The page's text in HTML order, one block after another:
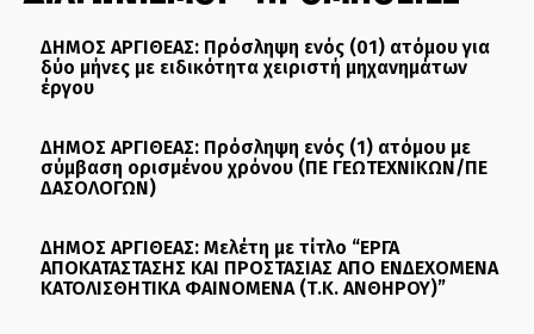
ΔΗΜΟΣ ΑΡΓΙΘΕΑΣ: Πρόσληψη ενός (01) ατόμου για
δύο μήνες με ειδικότητα χειριστή μηχανημάτων
έργου
ΔΗΜΟΣ ΑΡΓΙΘΕΑΣ: Πρόσληψη ενός (1) ατόμου με
σύμβαση ορισμένου χρόνου (ΠΕ ΓΕΩΤΕΧΝΙΚΩΝ/ΠΕ
ΔΑΣΟΛΟΓΩΝ)
ΔΗΜΟΣ ΑΡΓΙΘΕΑΣ: Μελέτη με τίτλο “ΕΡΓΑ
ΑΠΟΚΑΤΑΣΤΑΣΗΣ ΚΑΙ ΠΡΟΣΤΑΣΙΑΣ ΑΠΟ ΕΝΔΕΧΟΜΕΝΑ
ΚΑΤΟΛΙΣΘΗΤΙΚΑ ΦΑΙΝΟΜΕΝΑ (Τ.Κ. ΑΝΘΗΡΟΥ)”